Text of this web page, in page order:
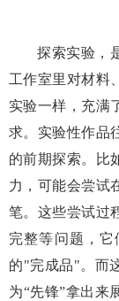
探索实验，
工作室里对材料
实验一样，充满
求。实验性作品
的前期探索。比
力，可能会尝试
笔。这些尝试过
完整等问题，
的"完成品"。 而
为“先锋”拿出